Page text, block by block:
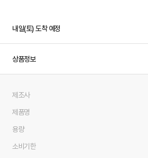
내일(토) 도착 예정
상품정보
제조사
제품명
용량
소비기한